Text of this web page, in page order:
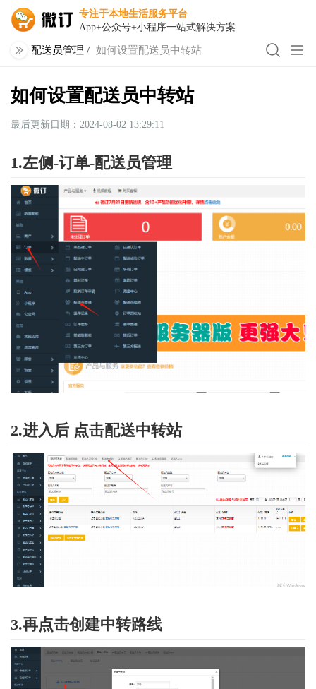
专注于本地生活服务平台
App+公众号+小程序一站式解决方案
配送员管理 / 如何设置配送员中转站
如何设置配送员中转站
最后更新日期：2024-08-02 13:29:11
1.左侧-订单-配送员管理
2.进入后 点击配送中转站
3.再点击创建中转路线